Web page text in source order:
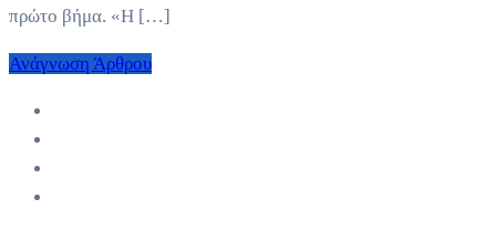
πρώτο βήμα. «Η […]
Ανάγνωση Άρθρου